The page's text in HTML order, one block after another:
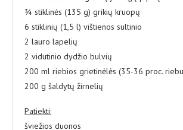
¾ stiklinės (135 g) grikių kruopų
6 stiklinių (1,5 l) vištienos sultinio
2 lauro lapelių
2 vidutinio dydžio bulvių
200 ml riebios grietinėlės (35-36 proc.
200 g šaldytų žirnelių
Patiekti:
šviežios duonos